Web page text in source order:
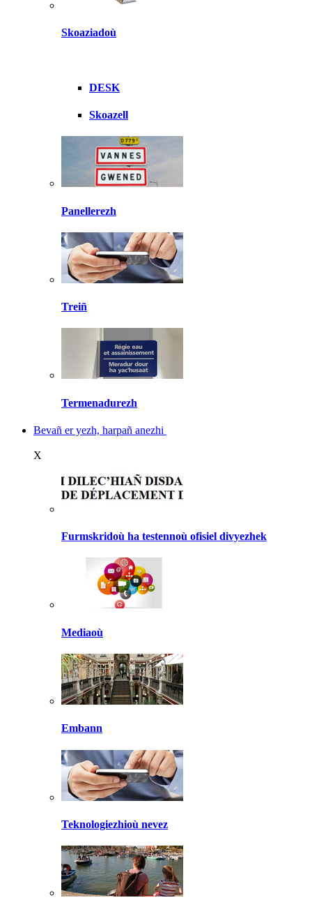
Skoaziadoù
DESK
Skoazell
Panellerezh
Treiñ
Termenadurezh
Bevañ er yezh, harpañ anezhi
X
Furmskridoù ha testennoù ofisiel divyezhek
Mediaoù
Embann
Teknologiezhioù nevez